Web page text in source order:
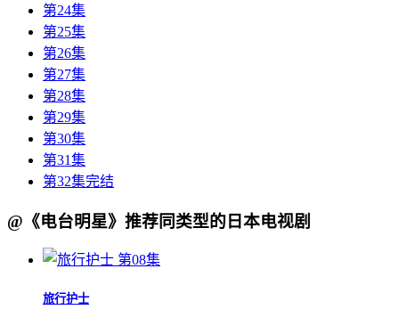
第24集
第25集
第26集
第27集
第28集
第29集
第30集
第31集
第32集完结
@《电台明星》推荐同类型的日本电视剧
第08集
旅行护士